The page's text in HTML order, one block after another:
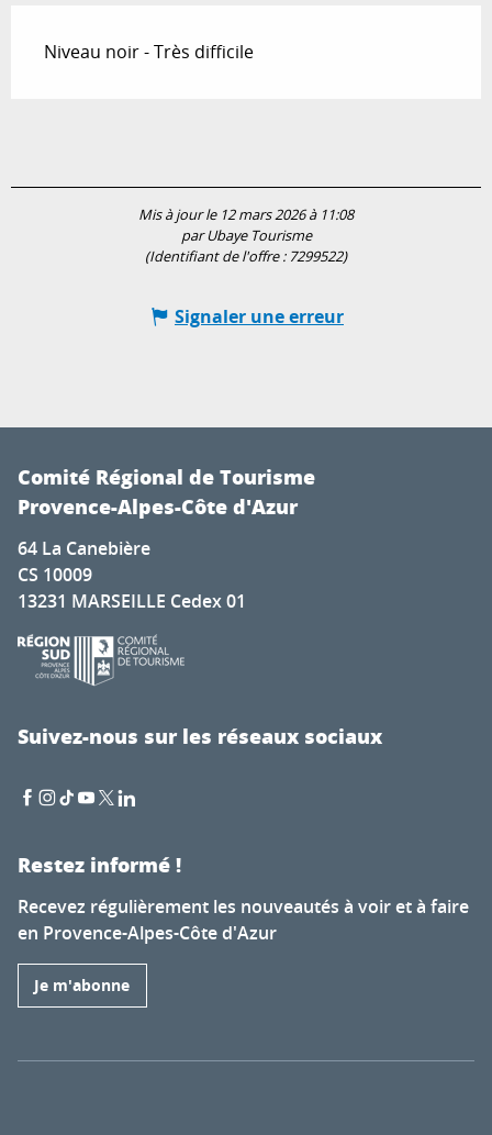
Niveau noir - Très difficile
Mis à jour le 12 mars 2026 à 11:08
par Ubaye Tourisme
(Identifiant de l'offre : 7299522)
Signaler une erreur
Comité Régional de Tourisme
Provence-Alpes-Côte d'Azur
64 La Canebière
CS 10009
13231 MARSEILLE Cedex 01
Suivez-nous sur les réseaux sociaux
Restez informé !
Recevez régulièrement les nouveautés à voir et à faire
en Provence-Alpes-Côte d'Azur
Je m'abonne